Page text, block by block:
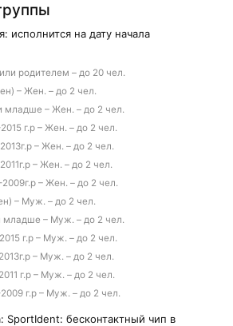
исполнится на дату начала
родителем – до 20 чел.
– Жен. – до 2 чел.
младше – Жен. – до 2 чел.
г.р – Жен. – до 2 чел.
– Жен. – до 2 чел.
– Жен. – до 2 чел.
– Жен. – до 2 чел.
– Муж. – до 2 чел.
младше – Муж. – до 2 чел.
г.р – Муж. – до 2 чел.
– Муж. – до 2 чел.
г.р – Муж. – до 2 чел.
г.р – Муж. – до 2 чел.
SportIdent: бесконтактный чип в